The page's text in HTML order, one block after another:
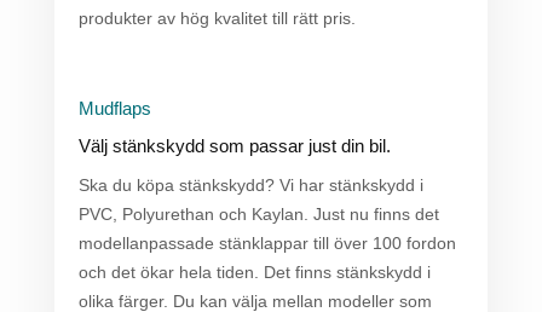
produkter av hög kvalitet till rätt pris.
Mudflaps
Välj stänkskydd som passar just din bil.
Ska du köpa stänkskydd? Vi har stänkskydd i
PVC, Polyurethan och Kaylan. Just nu finns det
modellanpassade stänklappar till över 100 fordon
och det ökar hela tiden. Det finns stänkskydd i
olika färger. Du kan välja mellan modeller som